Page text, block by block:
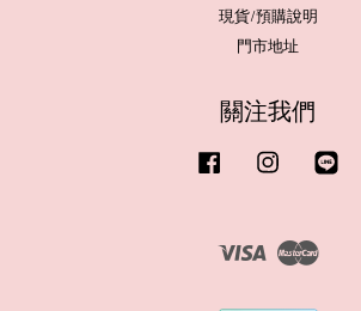
現貨/預購說明
門市地址
關注我們
Facebook Instagram
Visa Master